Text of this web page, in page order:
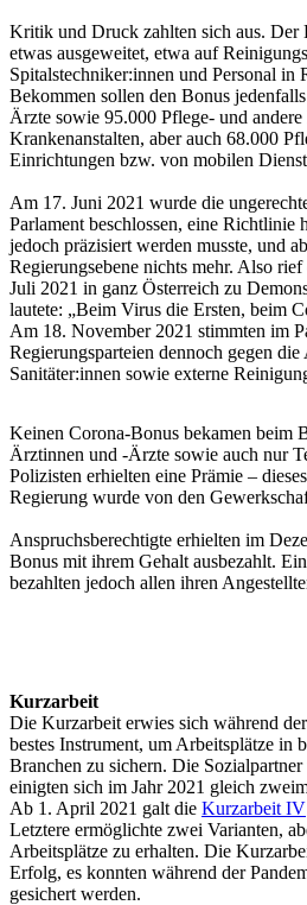
Kritik und Druck zahlten sich aus. Der
etwas ausgeweitet, etwa auf
Spitalstechniker:innen und Personal in
Bekommen sollen den Bonus
Ärzte sowie 95.000 Pflege- und
Krankenanstalten, aber auch 68.000
Einrichtungen bzw. von mobilen
Am 17. Juni 2021 wurde die
Parlament beschlossen, eine Richtlinie
jedoch präzisiert werden musste, und
Regierungsebene nichts mehr. Also
Juli 2021 in ganz Österreich zu
lautete: „Beim Virus die Ersten, beim
Am 18. November 2021 stimmten im
Regierungsparteien dennoch gegen
Sanitäter:innen sowie externe
Keinen Corona-Bonus bekamen beim
Ärztinnen und -Ärzte sowie auch nur
Polizisten erhielten eine Prämie –
Regierung wurde von den
Anspruchsberechtigte erhielten im
Bonus mit ihrem Gehalt ausbezahlt.
bezahlten jedoch allen ihren
Kurzarbeit
Die Kurzarbeit erwies sich während
bestes Instrument, um Arbeitsplätze in
Branchen zu sichern. Die
einigten sich im Jahr 2021 gleich
Ab 1. April 2021 galt die Kurzarbeit IV
Letztere ermöglichte zwei Varianten,
Arbeitsplätze zu erhalten. Die
Erfolg, es konnten während der
gesichert werden.